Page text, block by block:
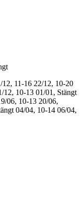
12, 11-16 22/12, 10-20
12, 10-13 01/01, Stängt
06, 10-13 20/06,
04/04, 10-14 06/04,